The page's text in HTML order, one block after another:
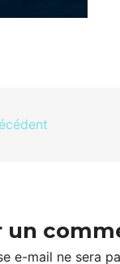
un
e-mail ne sera